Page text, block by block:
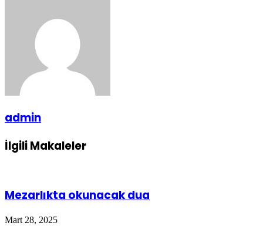
admin
İlgili Makaleler
Mezarlıkta okunacak dua
Mart 28, 2025